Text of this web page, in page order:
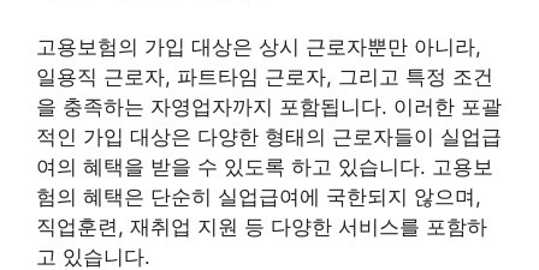
고용보험의 가입 대상은 상시 근로자뿐만 아니라,
일용직 근로자, 파트타임 근로자, 그리고 특정 조건
을 충족하는 자영업자까지 포함됩니다. 이러한 포괄
적인 가입 대상은 다양한 형태의 근로자들이 실업급
여의 혜택을 받을 수 있도록 하고 있습니다. 고용보
험의 혜택은 단순히 실업급여에 국한되지 않으며,
직업훈련, 재취업 지원 등 다양한 서비스를 포함하
고 있습니다.